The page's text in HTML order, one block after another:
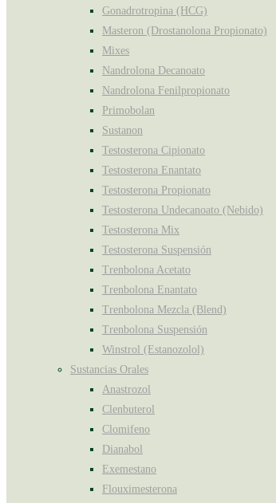
Gonadrotropina (HCG)
Masteron (Drostanolona Propionato)
Mixes
Nandrolona Decanoato
Nandrolona Fenilpropionato
Primobolan
Sustanon
Testosterona Cipionato
Testosterona Enantato
Testosterona Propionato
Testosterona Undecanoato (Nebido)
Testosterona Mix
Testosterona Suspensión
Trenbolona Acetato
Trenbolona Enantato
Trenbolona Mezcla (Blend)
Trenbolona Suspensión
Winstrol (Estanozolol)
Sustancias Orales
Anastrozol
Clenbuterol
Clomifeno
Dianabol
Exemestano
Flouximesterona